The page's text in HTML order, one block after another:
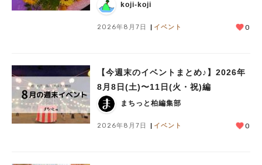
koji-koji
2026年8月7日 イベント 0
【今週末のイベントまとめ♪】2026年
8月8日(土)〜11日(火・祝)編
まちっと柏編集部
2026年8月7日 イベント 0